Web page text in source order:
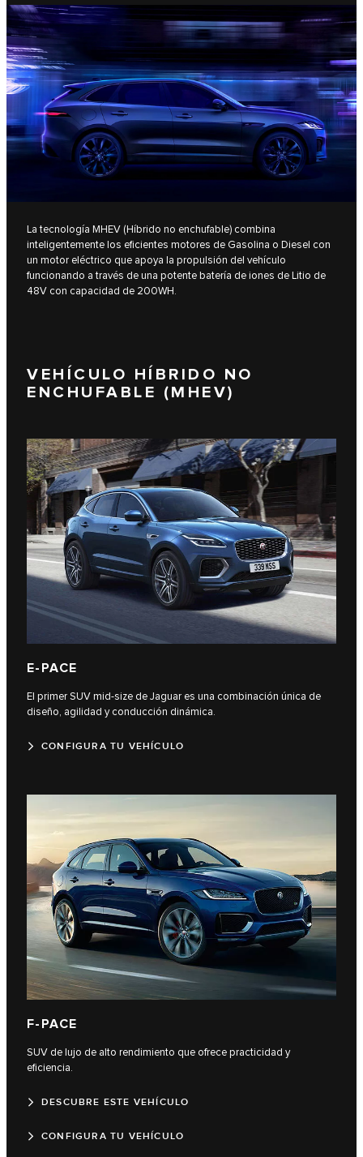
La tecnología MHEV (Híbrido no enchufable) combina
inteligentemente los eficientes motores de Gasolina o Diesel con
un motor eléctrico que apoya la propulsión del vehículo
funcionando a través de una potente batería de iones de Litio de
48V con capacidad de 200WH.
VEHÍCULO HÍBRIDO NO
ENCHUFABLE (MHEV)
E-PACE
El primer SUV mid-size de Jaguar es una combinación única de
diseño, agilidad y conducción dinámica.
CONFIGURA TU VEHÍCULO
F-PACE
SUV de lujo de alto rendimiento que ofrece practicidad y
eficiencia.
DESCUBRE ESTE VEHÍCULO
CONFIGURA TU VEHÍCULO